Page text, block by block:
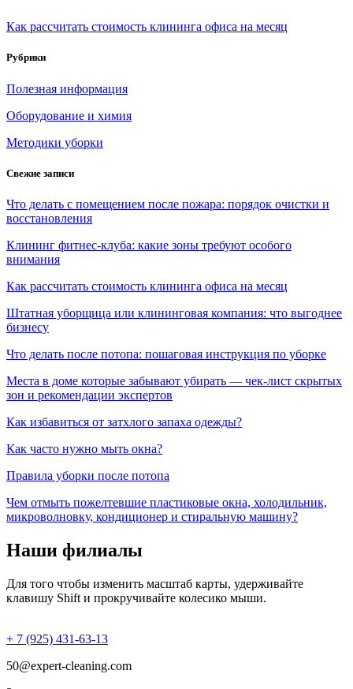
Как рассчитать стоимость клининга офиса на месяц
Рубрики
Полезная информация
Оборудование и химия
Методики уборки
Свежие записи
Что делать с помещением после пожара: порядок очистки и
восстановления
Клининг фитнес-клуба: какие зоны требуют особого
внимания
Как рассчитать стоимость клининга офиса на месяц
Штатная уборщица или клининговая компания: что выгоднее
бизнесу
Что делать после потопа: пошаговая инструкция по уборке
Места в доме которые забывают убирать — чек-лист скрытых
зон и рекомендации экспертов
Как избавиться от затхлого запаха одежды?
Как часто нужно мыть окна?
Правила уборки после потопа
Чем отмыть пожелтевшие пластиковые окна, холодильник,
микроволновку, кондиционер и стиральную машину?
Наши филиалы
Для того чтобы изменить масштаб карты, удерживайте
клавишу Shift и прокручивайте колесико мыши.
+ 7 (925) 431-63-13
50@expert-cleaning.com